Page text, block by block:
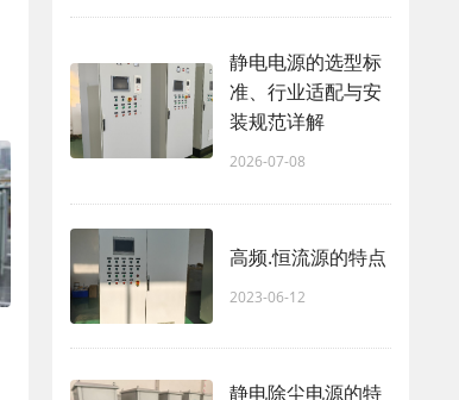
静电电源的选型标
准、行业适配与安
装规范详解
2026-07-08
高频.恒流源的特点
2023-06-12
静电除尘电源的特